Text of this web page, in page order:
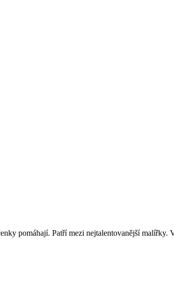
pomáhají. Patří mezi nejtalentovanější malířky.